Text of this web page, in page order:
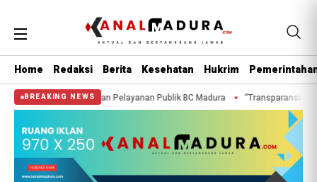
Home Redaksi Berita Kesehatan Hukrim
BREAKING NEWS
GMB Pertanyakan Pelayanan Publik BC Madura “Transparansi